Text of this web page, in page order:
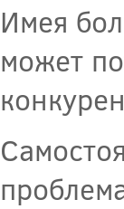
Имея
может